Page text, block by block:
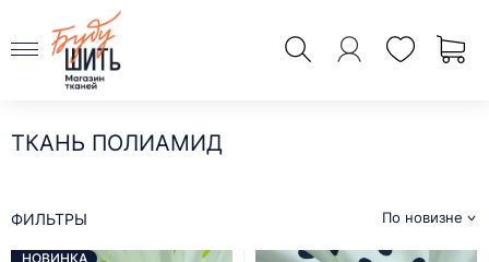
ТКАНЬ ПОЛИАМИД
По новизне
ФИЛЬТРЫ
НОВИНКА